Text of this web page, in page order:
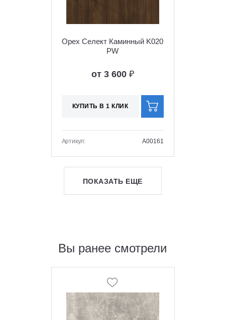
Орех Селект Каминный K020
PW
от 3 600 ₽
КУПИТЬ В 1 КЛИК
Артикул: A00161
ПОКАЗАТЬ ЕЩЕ
Вы ранее смотрели